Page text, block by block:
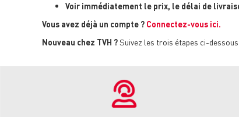
Voir immédiatement le prix, le délai de
Vous avez déjà un compte ? Connectez-vous ici.
Nouveau chez TVH ? Suivez les trois étapes ci-